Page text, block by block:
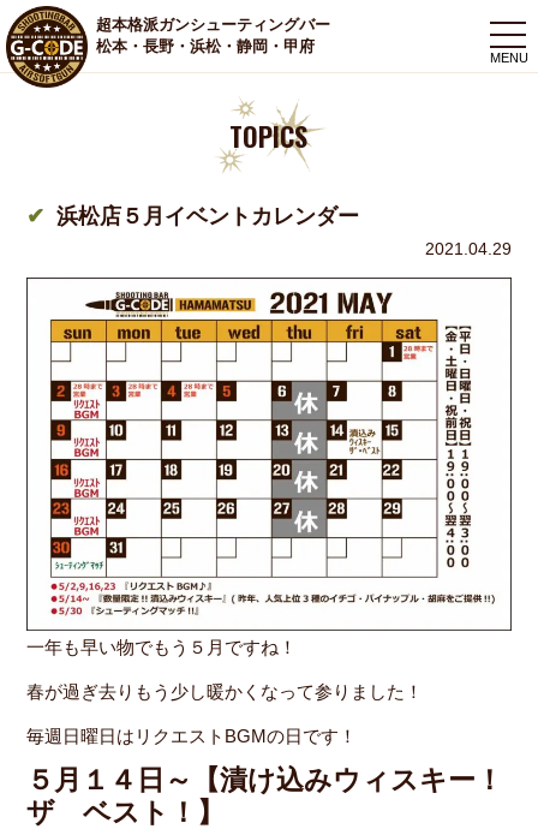
超本格派ガンシューティングバー
松本・長野・浜松・静岡・甲府
TOPICS
浜松店５月イベントカレンダー
2021.04.29
一年も早い物でもう５月ですね！
春が過ぎ去りもう少し暖かくなって参りました！
毎週日曜日はリクエストBGMの日です！
５月１４日～【漬け込みウィスキー！
ザ ベスト！】